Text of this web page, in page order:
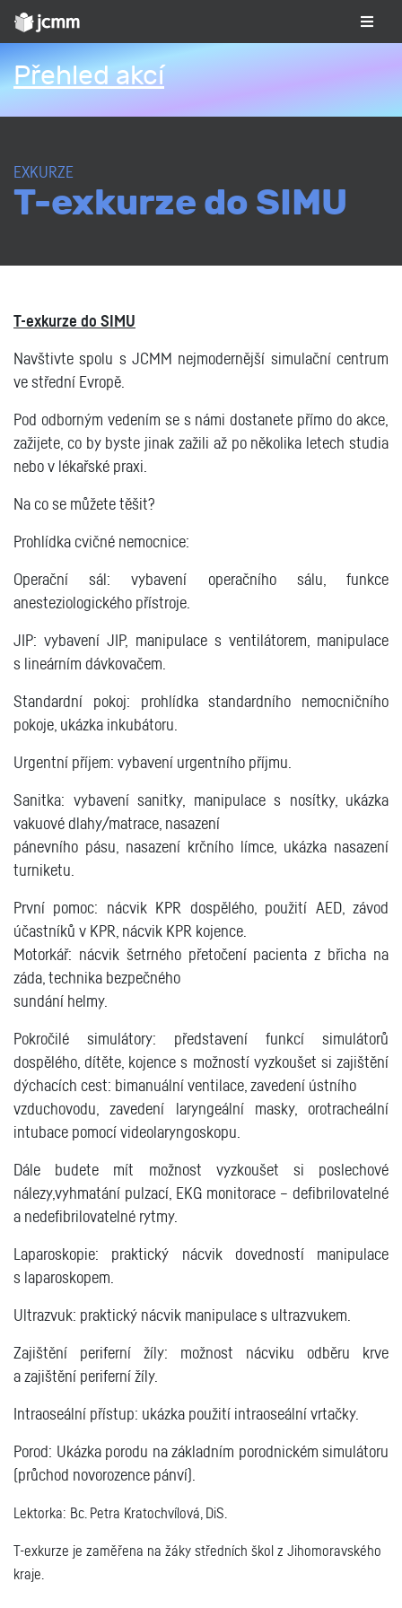
Přehled akcí
EXKURZE
T-exkurze do SIMU
T-exkurze do SIMU
Navštivte spolu s JCMM nejmodernější simulační centrum
ve střední Evropě.
Pod odborným vedením se s námi dostanete přímo do akce,
zažijete, co by byste jinak zažili až po několika letech studia
nebo v lékařské praxi.
Na co se můžete těšit?
Prohlídka cvičné nemocnice:
Operační sál: vybavení operačního sálu, funkce
anesteziologického přístroje.
JIP: vybavení JIP, manipulace s ventilátorem, manipulace
s lineárním dávkovačem.
Standardní pokoj: prohlídka standardního nemocničního
pokoje, ukázka inkubátoru.
Urgentní příjem: vybavení urgentního příjmu.
Sanitka: vybavení sanitky, manipulace s nosítky, ukázka
vakuové dlahy/matrace, nasazení
pánevního pásu, nasazení krčního límce, ukázka nasazení
turniketu.
První pomoc: nácvik KPR dospělého, použití AED, závod
účastníků v KPR, nácvik KPR kojence.
Motorkář: nácvik šetrného přetočení pacienta z břicha na
záda, technika bezpečného
sundání helmy.
Pokročilé simulátory: představení funkcí simulátorů
dospělého, dítěte, kojence s možností vyzkoušet si zajištění
dýchacích cest: bimanuální ventilace, zavedení ústního
vzduchovodu, zavedení laryngeální masky, orotracheální
intubace pomocí videolaryngoskopu.
Dále budete mít možnost vyzkoušet si poslechové
nálezy,vyhmatání pulzací, EKG monitorace – defibrilovatelné
a nedefibrilovatelné rytmy.
Laparoskopie: praktický nácvik dovedností manipulace
s laparoskopem.
Ultrazvuk: praktický nácvik manipulace s ultrazvukem.
Zajištění periferní žíly: možnost nácviku odběru krve
a zajištění periferní žíly.
Intraoseální přístup: ukázka použití intraoseální vrtačky.
Porod: Ukázka porodu na základním porodnickém simulátoru
(průchod novorozence pánví).
Lektorka: Bc. Petra Kratochvílová, DiS.
T-exkurze je zaměřena na žáky středních škol z Jihomoravského
kraje.